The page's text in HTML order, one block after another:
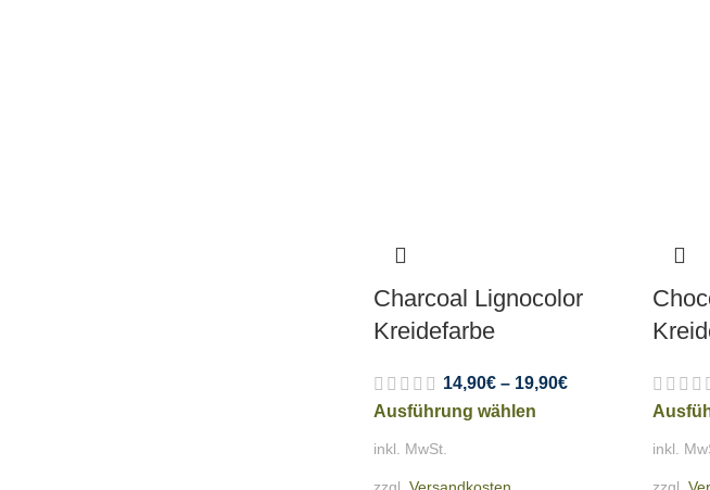
Charcoal Lignocolor
Kreidefarbe
14,90€– 19,90€
Ausführung wählen
inkl. MwSt.
zzgl. Versandkosten
inkl.
zzgl.